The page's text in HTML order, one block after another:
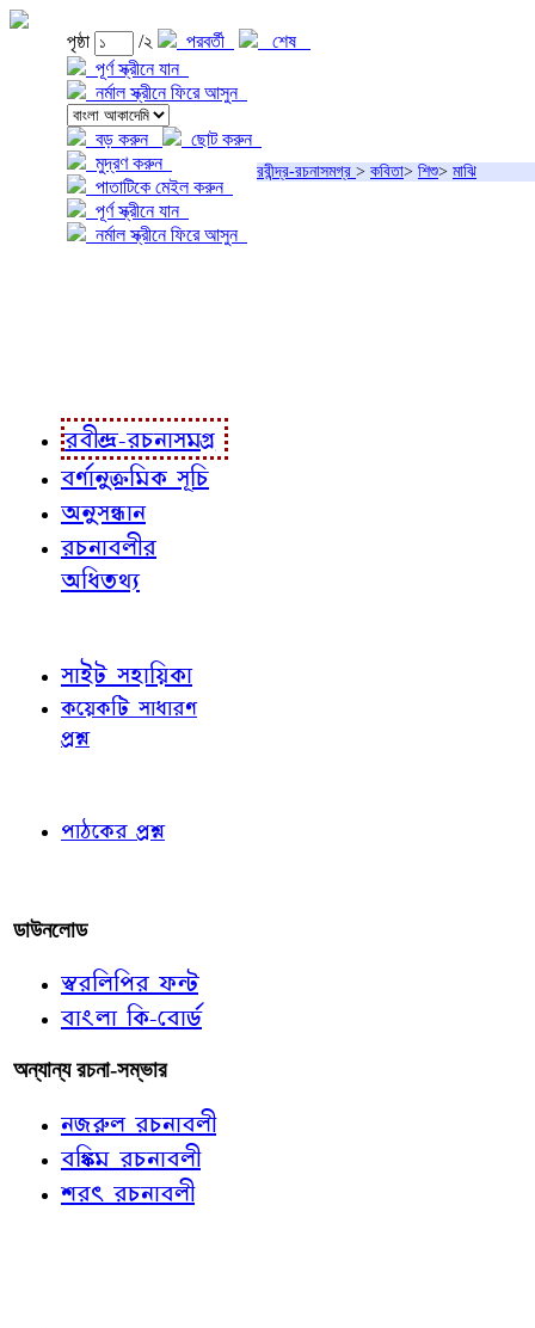
পৃষ্ঠা /২ পরবর্তী
শেষ
পূর্ণ স্ক্রীনে যান
নর্মাল স্ক্রীনে ফিরে আসুন
বড় করুন
ছোট করুন
মুদ্রণ করুন
পাতাটিকে মেইল করুন
পূর্ণ স্ক্রীনে যান
নর্মাল স্ক্রীনে ফিরে আসুন
রবীন্দ্র-রচনাসমগ্র > কবিতা> শিশু> মাঝি
রবীন্দ্র-রচনাসমগ্র
বর্ণানুক্রমিক সূচি
অনুসন্ধান
রচনাবলীর
অধিতথ্য
সাইট সহায়িকা
কয়েকটি সাধারণ
প্রশ্ন
পাঠকের প্রশ্ন
ডাউনলোড
স্বরলিপির ফন্ট
বাংলা কি-বোর্ড
অন্যান্য রচনা-সম্ভার
নজরুল রচনাবলী
বঙ্কিম রচনাবলী
শরৎ রচনাবলী